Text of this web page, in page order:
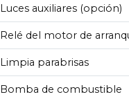
Luces auxiliares (opción)
Relé del motor de
Limpia parabrisas
Bomba de combustible